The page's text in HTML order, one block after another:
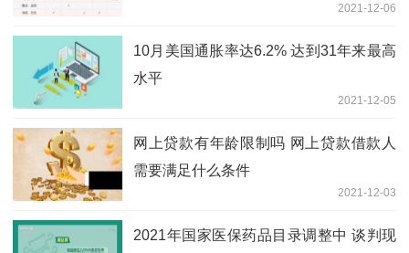
2021-12-06
10月美国通胀率达6.2% 达到31年来最高
水平
2021-12-05
网上贷款有年龄限制吗 网上贷款借款人
需要满足什么条件
2021-12-03
2021年国家医保药品目录调整中 谈判现